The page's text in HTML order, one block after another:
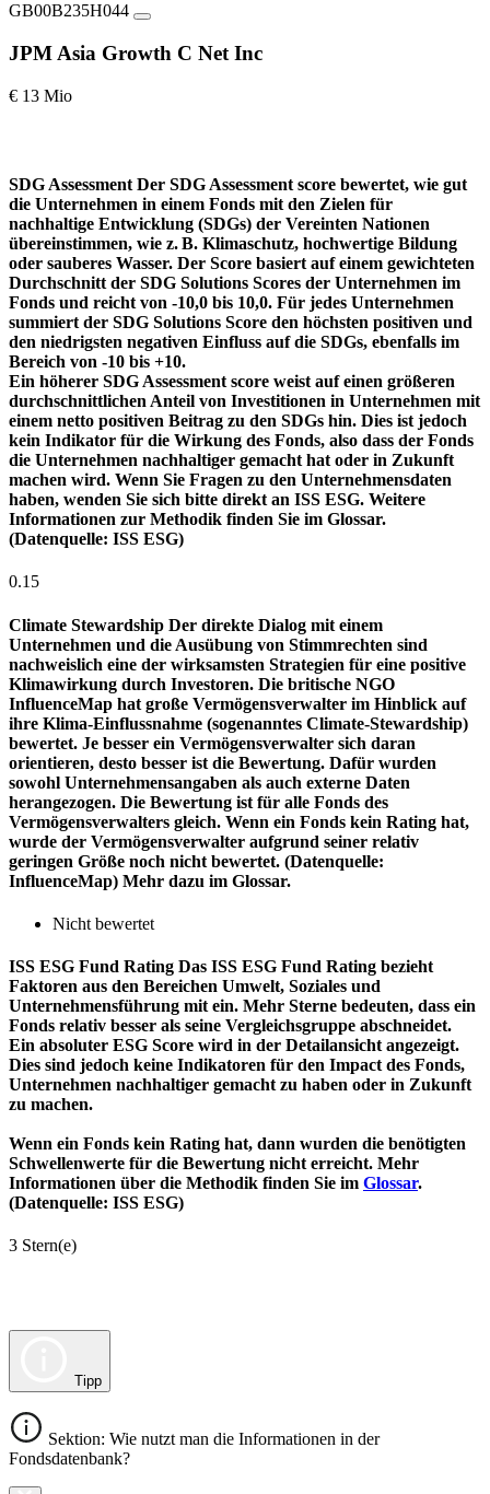
GB00B235H044
JPM Asia Growth C Net Inc
€ 13 Mio
SDG Assessment Der SDG Assessment score bewertet, wie gut
die Unternehmen in einem Fonds mit den Zielen für
nachhaltige Entwicklung (SDGs) der Vereinten Nationen
übereinstimmen, wie z. B. Klimaschutz, hochwertige Bildung
oder sauberes Wasser. Der Score basiert auf einem gewichteten
Durchschnitt der SDG Solutions Scores der Unternehmen im
Fonds und reicht von -10,0 bis 10,0. Für jedes Unternehmen
summiert der SDG Solutions Score den höchsten positiven und
den niedrigsten negativen Einfluss auf die SDGs, ebenfalls im
Bereich von -10 bis +10.
Ein höherer SDG Assessment score weist auf einen größeren
durchschnittlichen Anteil von Investitionen in Unternehmen mit
einem netto positiven Beitrag zu den SDGs hin. Dies ist jedoch
kein Indikator für die Wirkung des Fonds, also dass der Fonds
die Unternehmen nachhaltiger gemacht hat oder in Zukunft
machen wird. Wenn Sie Fragen zu den Unternehmensdaten
haben, wenden Sie sich bitte direkt an ISS ESG. Weitere
Informationen zur Methodik finden Sie im Glossar.
(Datenquelle: ISS ESG)
0.15
Climate Stewardship Der direkte Dialog mit einem
Unternehmen und die Ausübung von Stimmrechten sind
nachweislich eine der wirksamsten Strategien für eine positive
Klimawirkung durch Investoren. Die britische NGO
InfluenceMap hat große Vermögensverwalter im Hinblick auf
ihre Klima-Einflussnahme (sogenanntes Climate-Stewardship)
bewertet. Je besser ein Vermögensverwalter sich daran
orientieren, desto besser ist die Bewertung. Dafür wurden
sowohl Unternehmensangaben als auch externe Daten
herangezogen. Die Bewertung ist für alle Fonds des
Vermögensverwalters gleich. Wenn ein Fonds kein Rating hat,
wurde der Vermögensverwalter aufgrund seiner relativ
geringen Größe noch nicht bewertet. (Datenquelle:
InfluenceMap) Mehr dazu im Glossar.
Nicht bewertet
ISS ESG Fund Rating Das ISS ESG Fund Rating bezieht
Faktoren aus den Bereichen Umwelt, Soziales und
Unternehmensführung mit ein. Mehr Sterne bedeuten, dass ein
Fonds relativ besser als seine Vergleichsgruppe abschneidet.
Ein absoluter ESG Score wird in der Detailansicht angezeigt.
Dies sind jedoch keine Indikatoren für den Impact des Fonds,
Unternehmen nachhaltiger gemacht zu haben oder in Zukunft
zu machen.
Wenn ein Fonds kein Rating hat, dann wurden die benötigten
Schwellenwerte für die Bewertung nicht erreicht. Mehr
Informationen über die Methodik finden Sie im Glossar.
(Datenquelle: ISS ESG)
3 Stern(e)
Tipp
Sektion: Wie nutzt man die Informationen in der
Fondsdatenbank?